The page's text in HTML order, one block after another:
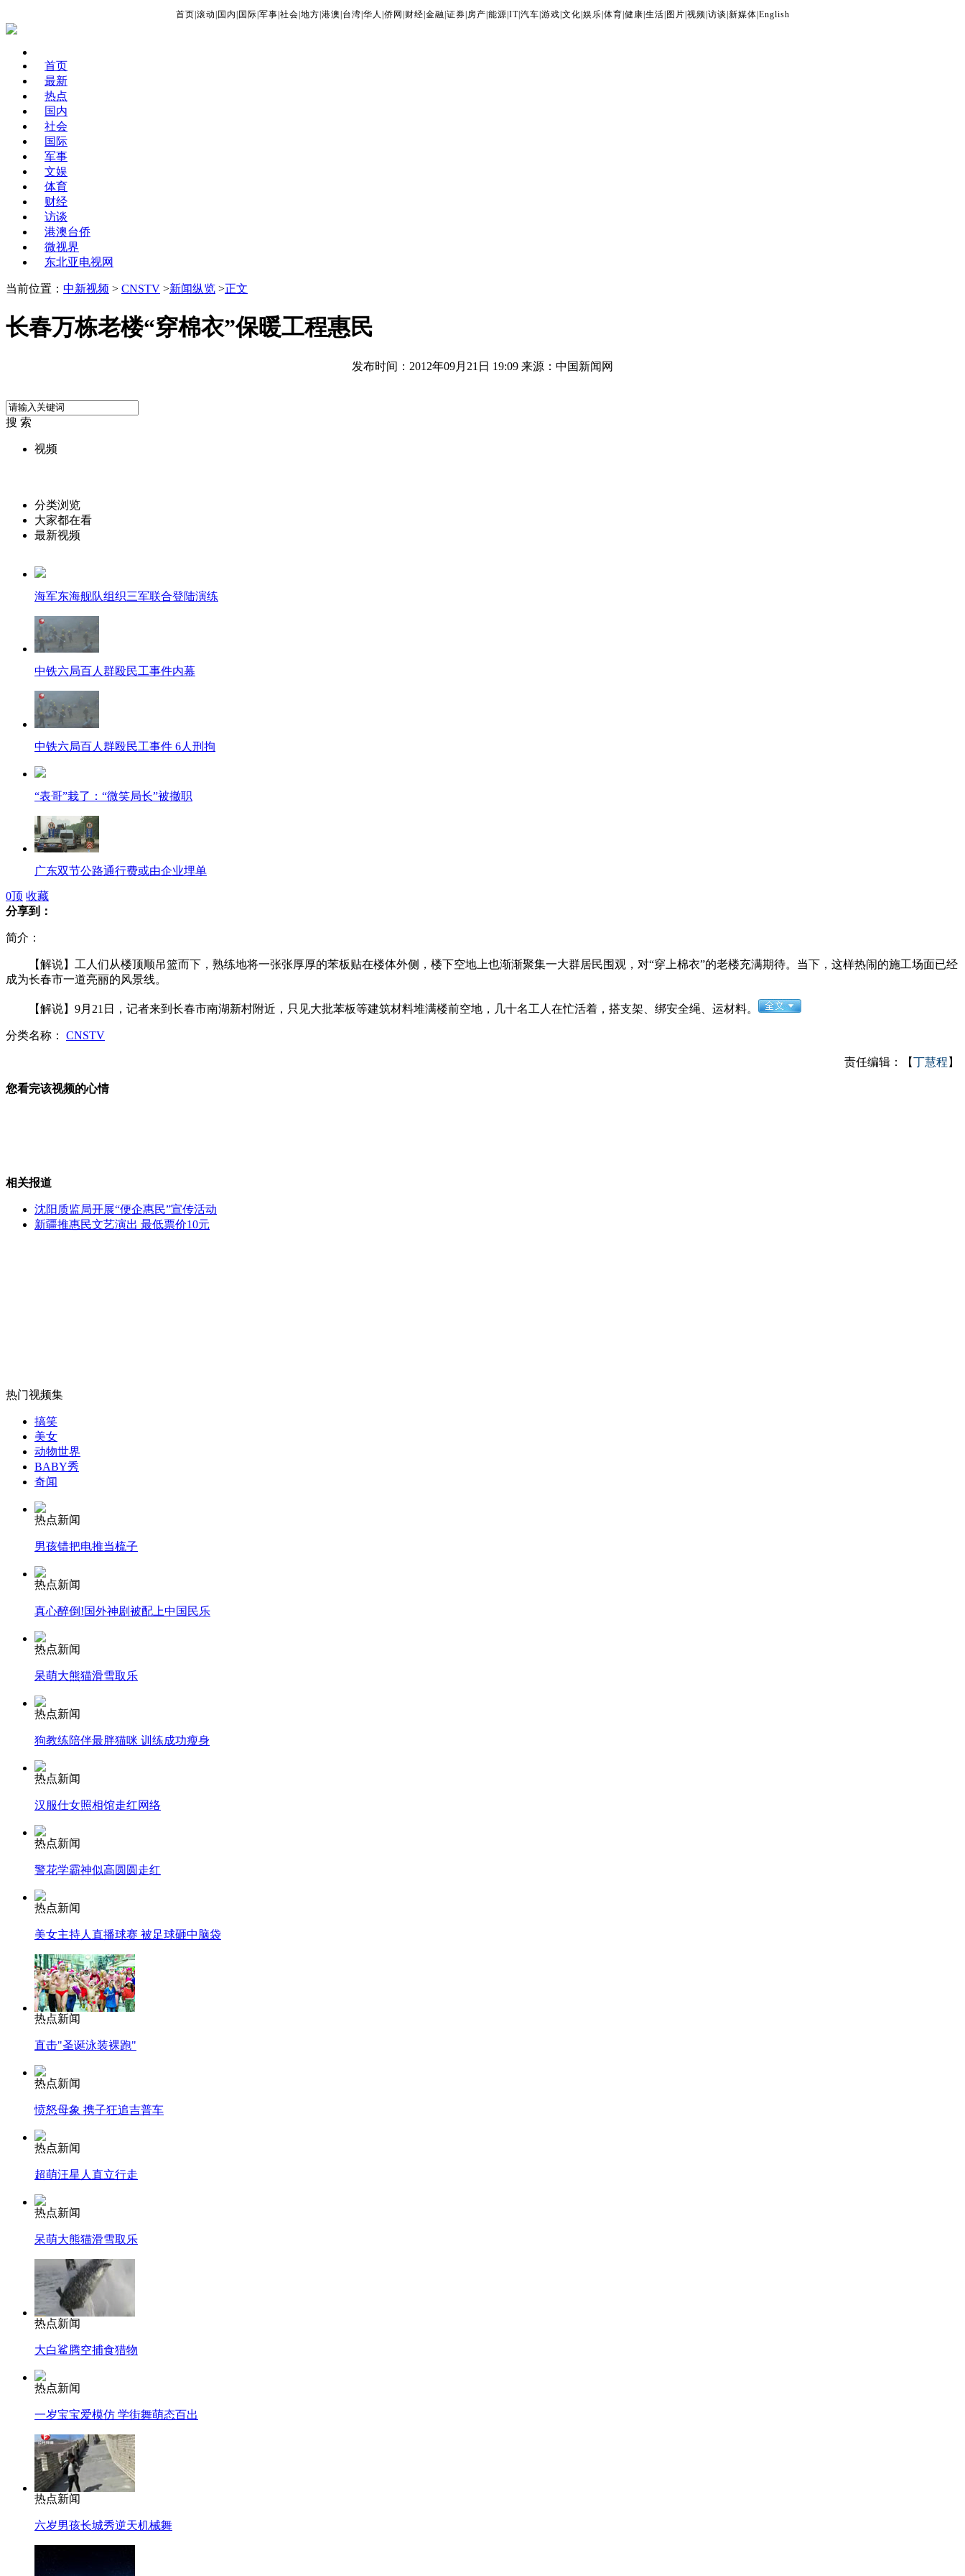
首页 滚动 国内 国际 军事 社会 地方 港澳 台湾 华人 侨网 财经 金融 证券 房产 能源 IT| 汽车 游戏 文化 娱乐 体育 健康 生活 图片 视频 访谈 新媒体 English
首页
最新
热点
国内
社会
国际
军事
文娱
体育
财经
访谈
港澳台侨
微视界
东北亚电视网
当前位置： 中新视频 > CNSTV >新闻纵览 >正文
长春万栋老楼“穿棉衣”保暖工程惠民
发布时间：2012年09月21日 19:09 来源：中国新闻网
搜 索
视频
分类浏览
大家都在看
最新视频
海军东海舰队组织三军联合登陆演练
中铁六局百人群殴民工事件内幕
中铁六局百人群殴民工事件 6人刑拘
“表哥”栽了：“微笑局长”被撤职
广东双节公路通行费或由企业埋单
陕西“微笑局长”杨达才被撤职
糯康当庭悔罪 请求从宽处理
无痛分娩是否安全 医生回应
外交部：反对强权政治霸凌主义
安徽一实载49人客车翻车
走！跟着总书记去植树
消防员救轻生者
纽约上演“枕头大战”
司机酒驾遇交警 急速倒车逃窜
0顶 收藏
分享到：
简介：
【解说】工人们从楼顶顺吊篮而下，熟练地将一张张厚厚的苯板贴在楼体外侧，楼下空地上也渐渐聚集一大群居民围观，对“穿上棉衣”的老楼充满期待。当下，这样热闹的施工场面已经
成为长春市一道亮丽的风景线。
【解说】9月21日，记者来到长春市南湖新村附近，只见大批苯板等建筑材料堆满楼前空地，几十名工人在忙活着，搭支架、绑安全绳、运材料。
分类名称： CNSTV
责任编辑：【丁慧程 】
您看完该视频的心情
相关报道
沈阳质监局开展“便企惠民”宣传活动
新疆推惠民文艺演出 最低票价10元
热门视频集
搞笑
美女
动物世界
BABY秀
奇闻
热点新闻
男孩错把电推当梳子
热点新闻
真心醉倒!国外神剧被配上中国民乐
热点新闻
呆萌大熊猫滑雪取乐
热点新闻
狗教练陪伴最胖猫咪 训练成功瘦身
热点新闻
汉服仕女照相馆走红网络
热点新闻
警花学霸神似高圆圆走红
热点新闻
美女主持人直播球赛 被足球砸中脑袋
热点新闻
直击"圣诞泳装裸跑"
热点新闻
愤怒母象 携子狂追吉普车
热点新闻
超萌汪星人直立行走
热点新闻
呆萌大熊猫滑雪取乐
热点新闻
大白鲨腾空捕食猎物
热点新闻
一岁宝宝爱模仿 学街舞萌态百出
热点新闻
六岁男孩长城秀逆天机械舞